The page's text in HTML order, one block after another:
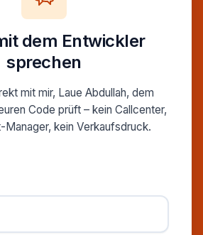
dem Entwickler
sprechen
mit mir, Laue Abdullah, dem
Code prüft – kein Callcenter,
Manager, kein Verkaufsdruck.